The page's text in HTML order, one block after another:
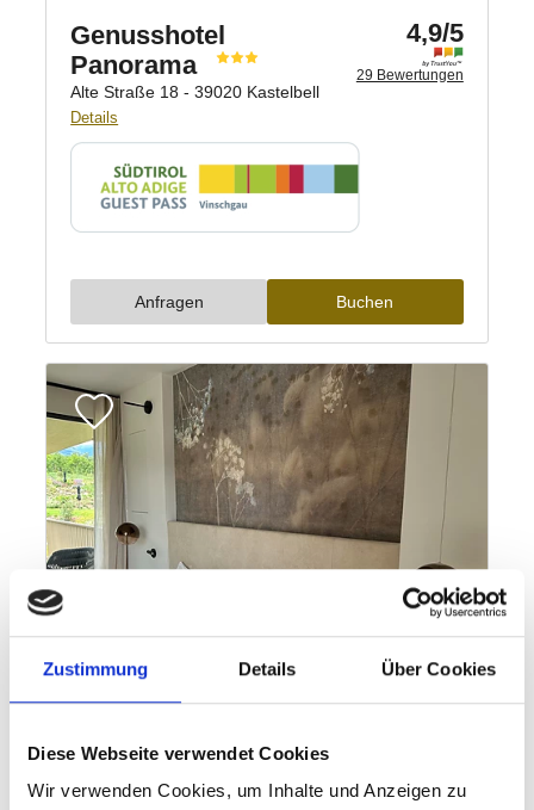
Zustimmung Details Über Cookies
Diese Webseite verwendet Cookies
Wir verwenden Cookies, um Inhalte und Anzeigen zu